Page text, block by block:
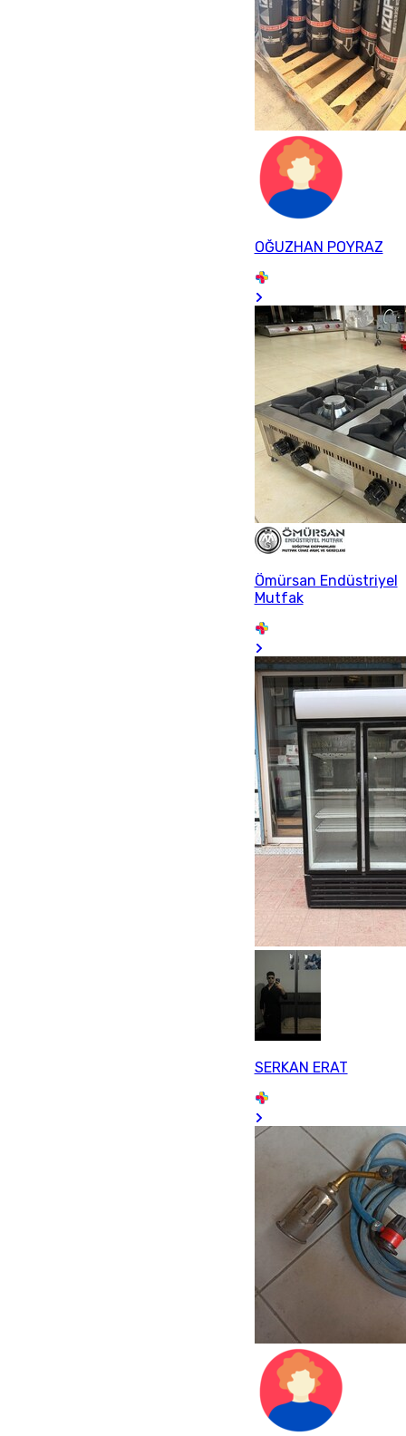
OĞUZHAN POYRAZ
Ömürsan Endüstriyel
Mutfak
SERKAN ERAT